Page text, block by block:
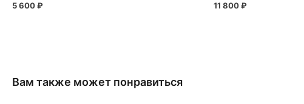
5 600 ₽ 11 800 ₽
Вам также может понравиться